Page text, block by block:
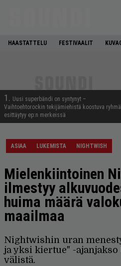
HAASTATTELU FESTIVAALIT
1. Uusi superbändi on syntynyt –
Vaihtoehtorockin tekijämiehistä koostuva ryhmä
esittäytyy ep:n merkeissä
ASIAA LUKEMISTA NIGHTWISH
Mielenkiintoinen
ilmestyy
huima määrä
maailmaa
Nightwishin uran
ja yksi kiertue" -
välistä.